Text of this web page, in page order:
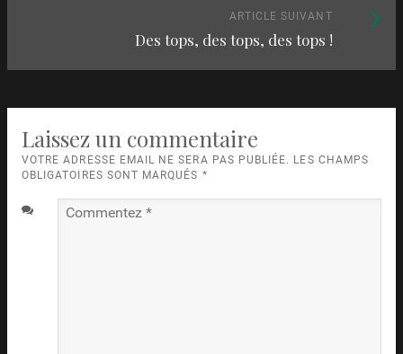
articles ARTICLE SUIVANT
Des tops, des tops, des tops !
Article
Laissez un commentaire
VOTRE ADRESSE EMAIL NE SERA PAS PUBLIÉE. LES CHAMPS
OBLIGATOIRES SONT MARQUÉS *
Commentez